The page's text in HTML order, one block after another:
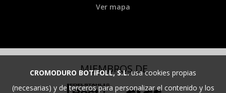
Ver mapa
MIEMBROS DE
CROMODURO BOTIFOLL, S.L.usa cookies propias
(necesarias) y de terceros para personalizar el contenido y los